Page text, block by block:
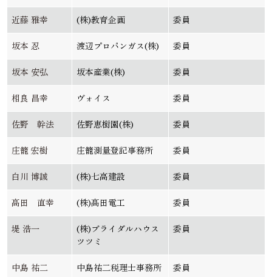
近藤 雅幸 (株)教育企画 委員
坂本 忍 渡辺プロパンガス(株) 委員
坂本 安弘 坂本産業(株) 委員
相良 昌幸 ヴォイス 委員
佐野 幹法 佐野恵樹園(株) 委員
庄籠 宏樹 庄籠測量登記事務所 委員
白川 博誠 (株)七高建設 委員
髙田 直幸 (株)髙田電工 委員
堤 浩一
(株)ブライダルハウス
ツツミ
委員
中島 祐二 中島祐二税理士事務所 委員